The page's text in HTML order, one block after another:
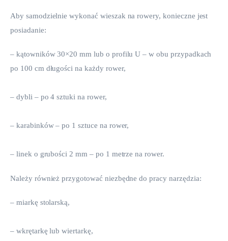
Aby samodzielnie wykonać wieszak na rowery, konieczne jest
posiadanie:
– kątowników 30×20 mm lub o profilu U – w obu przypadkach
po 100 cm długości na każdy rower,
– dybli – po 4 sztuki na rower,
– karabinków – po 1 sztuce na rower,
– linek o grubości 2 mm – po 1 metrze na rower.
Należy również przygotować niezbędne do pracy narzędzia:
– miarkę stolarską,
– wkrętarkę lub wiertarkę,